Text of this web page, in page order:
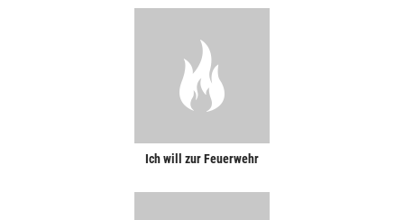
Ich will zur Feuerwehr